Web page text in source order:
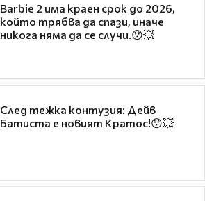
Barbie 2 има краен срок до 2026,
който трябва да спази, иначе
никога няма да се случи.😯💥
След тежка контузия: Дейв
Батиста е новият Кратос!😯💥